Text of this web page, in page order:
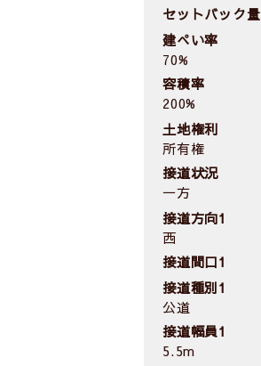
セットバック量
建ぺい率
70%
容積率
200%
土地権利
所有権
接道状況
一方
接道方向1
西
接道間口1
接道種別1
公道
接道幅員1
5.5m